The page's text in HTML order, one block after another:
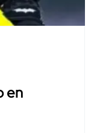
en